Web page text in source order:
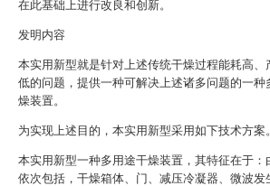
在此基础上进行改良和创新。
发明内容
本实用新型就是针对上述传统干燥过程能耗高、
低的问题，提供一种可解决上述诸多问题的一种
燥装置。
为实现上述目的，本实用新型采用如下技术方案。
本实用新型一种多用途干燥装置，其特征在于：
依次包括，干燥箱体、门、减压冷凝器、微波发